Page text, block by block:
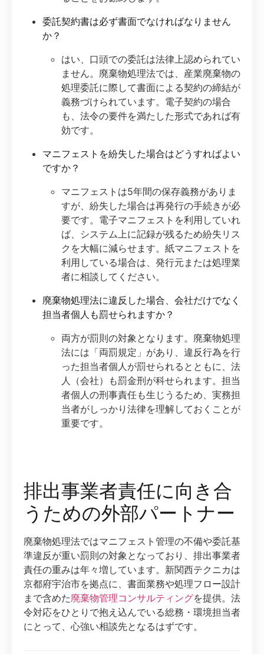
委託契約書は必ず書面でなければなりません
か？
はい、口頭での委託は法律上認められてい
ません。廃棄物処理法では、産業廃棄物の
処理委託に際して書面による契約の締結が
義務づけられています。電子契約の場合
も、法令の要件を満たした形式であれば有
効です。
マニフェストを紛失した場合はどうすればよい
ですか？
マニフェストは5年間の保存義務がありま
すが、紛失した場合は再発行の手続きが必
要です。電子マニフェストを利用していれ
ば、システム上に記録が残るため紛失リス
クを大幅に減らせます。紙マニフェストを
利用している場合は、発行元または処理業
者に相談してください。
廃棄物処理法に違反した場合、会社だけでなく
担当者個人も罰せられますか？
両方が罰則の対象となります。廃棄物処理
法には「両罰規定」があり、違反行為を行
った担当者個人が罰せられるとともに、法
人（会社）も罰金刑が科せられます。担当
者個人の刑事責任も生じうるため、実務担
当者がしっかり法律を理解しておくことが
重要です。
排出事業者責任に向き合
うための外部パートナー
廃棄物処理法ではマニフェスト管理の不備や委託基
準違反が重い罰則の対象となっており、排出事業者
責任の重みは年々増しています。新関西テクニカは
京都府宇治市を拠点に、書面業務や処理フロー設計
まで含めた廃棄物管理コンサルティングを提供。法
令対応をひとりで抱え込んでいる総務・環境担当者
にとって、心強い相談先となるはずです。